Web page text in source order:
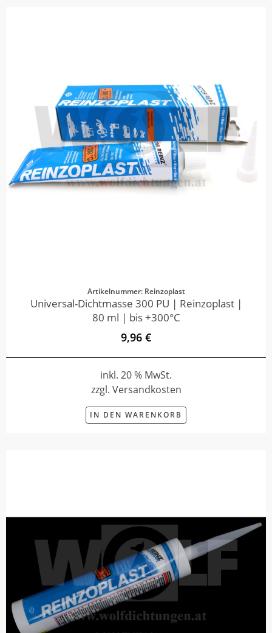
Artikelnummer: Reinzoplast
Universal-Dichtmasse 300 PU | Reinzoplast |
80 ml | bis +300°C
9,96 €
inkl. 20 % MwSt.
zzgl. Versandkosten
IN DEN WARENKORB